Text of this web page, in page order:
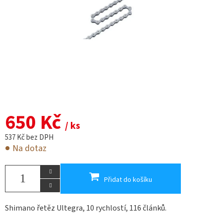
650 Kč / ks
537 Kč bez DPH
Na dotaz
Přidat do košíku
Shimano řetěz Ultegra, 10 rychlostí, 116 článků.